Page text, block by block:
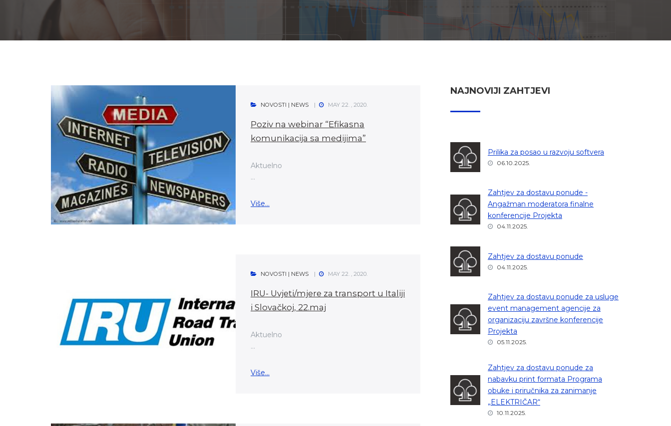
NOVOSTI | NEWS MAY 22. , 2020.
Poziv na webinar “Efikasna
komunikacija sa medijima”
Aktuelno
...
Više...
NOVOSTI | NEWS MAY 22. , 2020.
IRU- Uvjeti/mjere za transport u Italiji
i Slovačkoj, 22.maj
Aktuelno
...
Više...
NAJNOVIJI ZAHTJEVI
Prilika za posao u razvoju softvera
06.10.2025.
Zahtjev za dostavu ponude -
Angažman moderatora finalne
konferencije Projekta
04.11.2025.
Zahtjev za dostavu ponude
04.11.2025.
Zahtjev za dostavu ponude za usluge
event management agencije za
organizaciju završne konferencije
Projekta
05.11.2025.
Zahtjev za dostavu ponude za
nabavku print formata Programa
obuke i priručnika za zanimanje
„ELEKTRIČAR“
10.11.2025.